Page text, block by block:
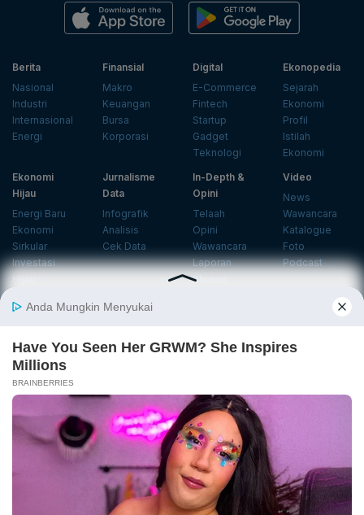
Berita
Nasional
Industri
Internasional
Energi
Finansial
Makro
Keuangan
Bursa
Korporasi
Digital
E-Commerce
Fintech
Startup
Gadget
Teknologi
Ekonopedia
Sejarah
Ekonomi
Profil
Istilah
Ekonomi
Ekonomi
Hijau
Energi Baru
Ekonomi
Sirkular
Investasi
Hijau
Jurnalisme
Data
Infografik
Analisis
Cek Data
In-Depth &
Opini
Telaah
Opini
Wawancara
Laporan
Khusus
Video
News
Wawancara
Katalogue
Foto
Podcast
Info
Insight
Center
Databoks
Event
KatadataOto
Langganan Newsletter
Daftar